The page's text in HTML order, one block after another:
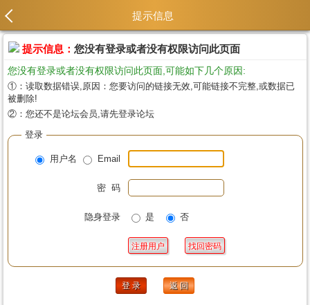
提示信息
提示信息： 您没有登录或者没有权限访问此页面
您没有登录或者没有权限访问此页面,可能如下几个原因:
①：读取数据错误,原因：您要访问的链接无效,可能链接不完整,或数据已
被删除!
②：您还不是论坛会员,请先登录论坛
登录
用户名 Email
密 码
隐身登录 是 否